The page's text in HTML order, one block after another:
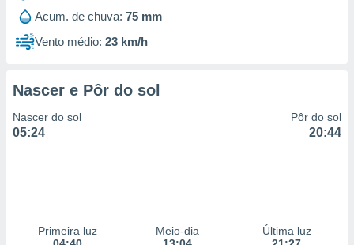
Acum. de chuva: 75 mm
Vento médio: 23 km/h
Nascer e Pôr do sol
Nascer do sol
05:24
Pôr do sol
20:44
Primeira luz
Meio-dia
Última luz